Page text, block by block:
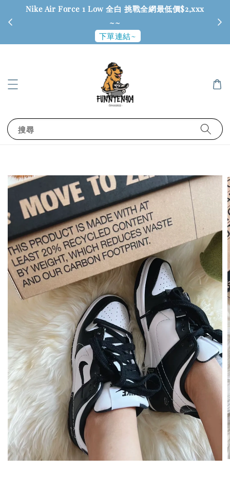
Nike Air Force 1 Low 全白 挑戰全網最低價$2,xxx
~~
下單連結~
搜尋